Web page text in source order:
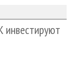
инвестируют